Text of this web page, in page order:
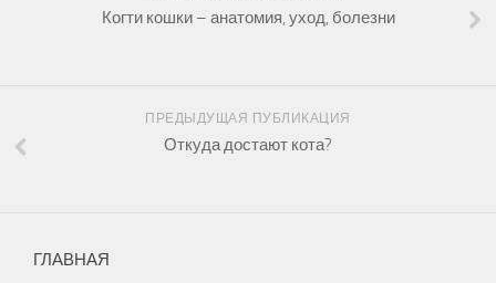
Когти кошки – анатомия, уход, болезни
ПРЕДЫДУЩАЯ ПУБЛИКАЦИЯ
Откуда достают кота?
ГЛАВНАЯ